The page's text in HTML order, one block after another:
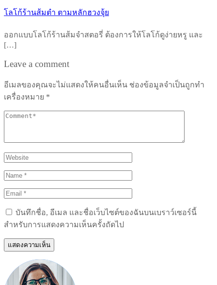
โลโก้ร้านส้มตำ ตามหลักฮวงจุ้ย
ออกแบบโลโก้ร้านส้มจำสตอรี่ ต้องการให้โลโก้ดูง่ายหรู และ
[…]
Leave a comment
อีเมลของคุณจะไม่แสดงให้คนอื่นเห็น ช่องข้อมูลจำเป็นถูกทำ
เครื่องหมาย *
บันทึกชื่อ, อีเมล และชื่อเว็บไซต์ของฉันบนเบราว์เซอร์นี้
สำหรับการแสดงความเห็นครั้งถัดไป